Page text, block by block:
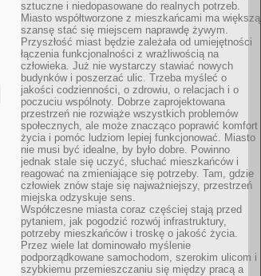
sztuczne i niedopasowane do realnych potrzeb.
Miasto współtworzone z mieszkańcami ma większą
szansę stać się miejscem naprawdę żywym.
Przyszłość miast będzie zależała od umiejętności
łączenia funkcjonalności z wrażliwością na
człowieka. Już nie wystarczy stawiać nowych
budynków i poszerzać ulic. Trzeba myśleć o
jakości codzienności, o zdrowiu, o relacjach i o
poczuciu wspólnoty. Dobrze zaprojektowana
przestrzeń nie rozwiąże wszystkich problemów
społecznych, ale może znacząco poprawić komfort
życia i pomóc ludziom lepiej funkcjonować. Miasto
nie musi być idealne, by było dobre. Powinno
jednak stale się uczyć, słuchać mieszkańców i
reagować na zmieniające się potrzeby. Tam, gdzie
człowiek znów staje się najważniejszy, przestrzeń
miejska odzyskuje sens.
Współczesne miasta coraz częściej stają przed
pytaniem, jak pogodzić rozwój infrastruktury,
potrzeby mieszkańców i troskę o jakość życia.
Przez wiele lat dominowało myślenie
podporządkowane samochodom, szerokim ulicom i
szybkiemu przemieszczaniu się między pracą a